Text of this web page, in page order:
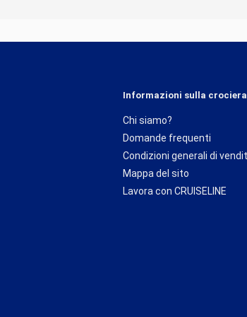
Informazioni sulla crociera
Chi siamo?
Domande frequenti
Condizioni generali di
Mappa del sito
Lavora con CRUISELINE